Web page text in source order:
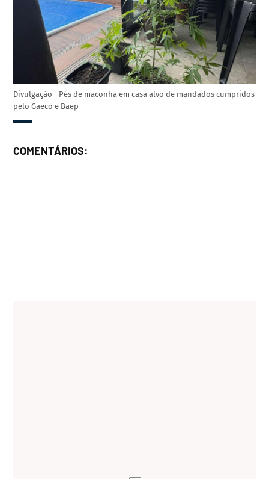
Divulgação - Pés de maconha em casa alvo de mandados cumpridos
pelo Gaeco e Baep
COMENTÁRIOS: